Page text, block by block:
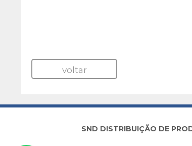
voltar
SND DISTRIBUIÇÃO DE